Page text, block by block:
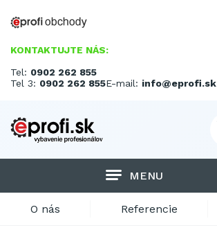
KONTAKTUJTE NÁS:
Tel: 0902 262 855
Tel 3: 0902 262 855E-mail: info@eprofi.sk
MENU
O nás Referencie